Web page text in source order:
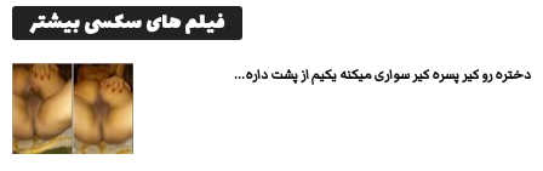
فیلم های سکسی بیشتر
دختره رو کیر پسره کیر سواری میکنه یکیم از پشت داره...